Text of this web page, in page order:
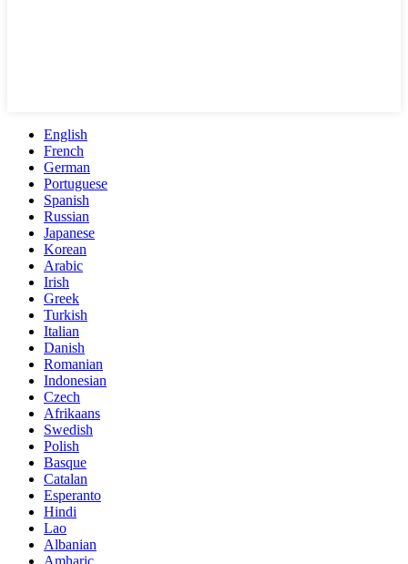
English
French
German
Portuguese
Spanish
Russian
Japanese
Korean
Arabic
Irish
Greek
Turkish
Italian
Danish
Romanian
Indonesian
Czech
Afrikaans
Swedish
Polish
Basque
Catalan
Esperanto
Hindi
Lao
Albanian